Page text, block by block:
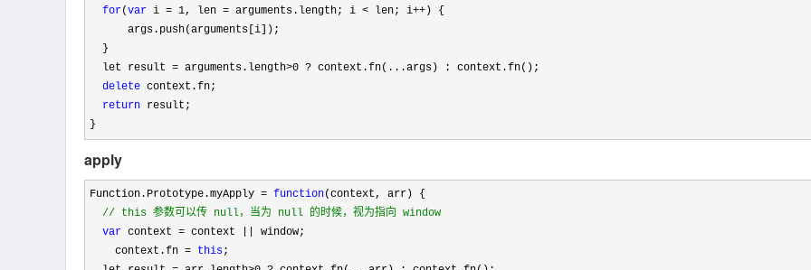
for(var i = 1, len = arguments.length; i < len; i++ ) {
  let result
= arguments.length>0 ? context.fn(...args) : context.fn();
delete context.fn;
return result;
}
apply
Function.Prototype.myApply = function(context, arr) {
// this 参数可以传 null，当为 null 的时候，视为指向 window
var context = context ||
window;
    context.fn
= this;